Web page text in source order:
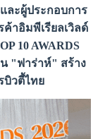
ละผู้ประกอบการ
าอิมพีเรียลเวิลด์
10 AWARDS
น "ฟาร่าห์" สร้าง
บิวตี้ไทย